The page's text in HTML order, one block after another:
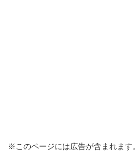
※このページには広告が含まれます。